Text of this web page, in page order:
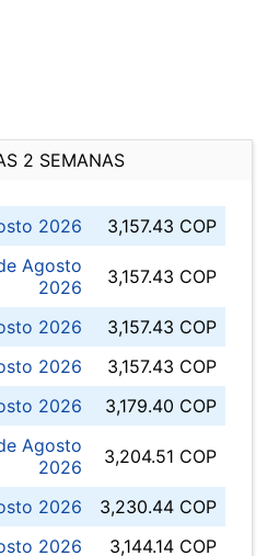
2 SEMANAS
2026
3,157.43 COP
Agosto
2026
3,157.43 COP
2026
3,157.43 COP
2026
3,157.43 COP
2026
3,179.40 COP
Agosto
2026
3,204.51 COP
2026
3,230.44 COP
2026
3,144.14 COP